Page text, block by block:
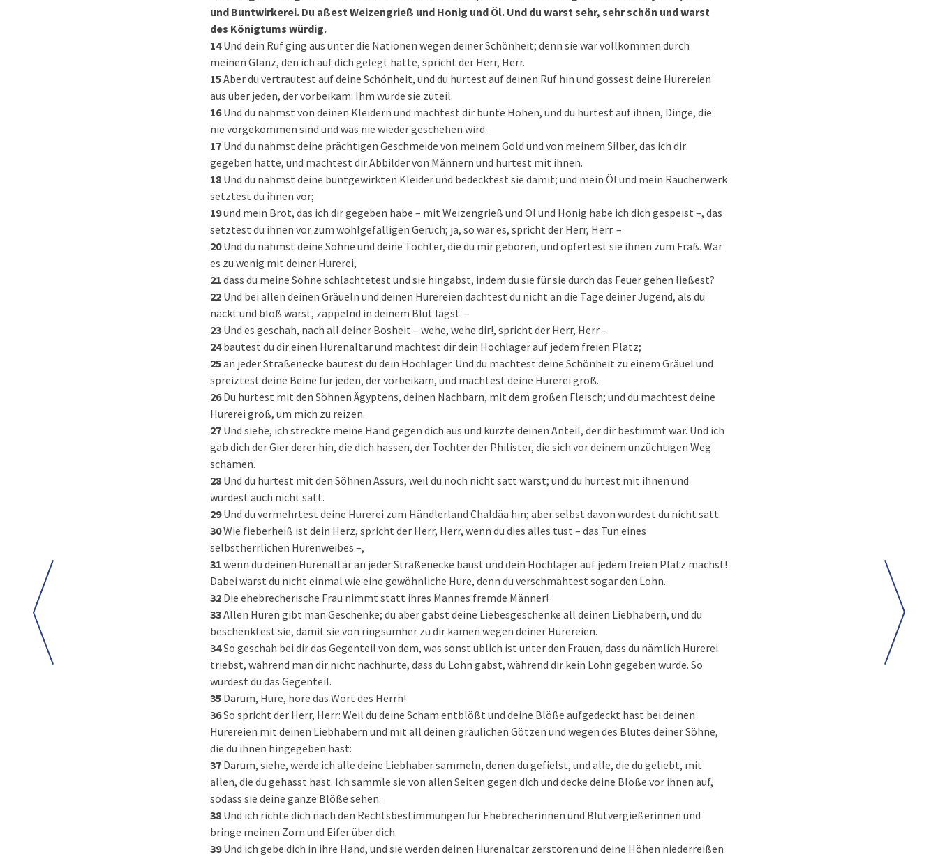
und Buntwirkerei. Du aßest Weizengrieß und Honig und Öl. Und du warst sehr, sehr schön und warst
des Königtums würdig.
14Und dein Ruf ging aus unter die Nationen wegen deiner Schönheit; denn sie war vollkommen durch
meinen Glanz, den ich auf dich gelegt hatte, spricht der Herr, Herr.
15Aber du vertrautest auf deine Schönheit, und du hurtest auf deinen Ruf hin und gossest deine Hurereien
aus über jeden, der vorbeikam: Ihm wurde sie zuteil.
16Und du nahmst von deinen Kleidern und machtest dir bunte Höhen, und du hurtest auf ihnen, Dinge, die
nie vorgekommen sind und was nie wieder geschehen wird.
17 Und du nahmst deine prächtigen Geschmeide von meinem Gold und von meinem Silber, das ich dir
gegeben hatte, und machtest dir Abbilder von Männern und hurtest mit ihnen.
18 Und du nahmst deine buntgewirkten Kleider und bedecktest sie damit; und mein Öl und mein Räucherwerk
setztest du ihnen vor;
19und mein Brot, das ich dir gegeben habe – mit Weizengrieß und Öl und Honig habe ich dich gespeist –, das
setztest du ihnen vor zum wohlgefälligen Geruch; ja, so war es, spricht der Herr, Herr. –
20Und du nahmst deine Söhne und deine Töchter, die du mir geboren, und opfertest sie ihnen zum Fraß. War
es zu wenig mit deiner Hurerei,
21 dass du meine Söhne schlachtetest und sie hingabst, indem du sie für sie durch das Feuer gehen ließest?
22 Und bei allen deinen Gräueln und deinen Hurereien dachtest du nicht an die Tage deiner Jugend, als du
nackt und bloß warst, zappelnd in deinem Blut lagst. –
23 Und es geschah, nach all deiner Bosheit – wehe, wehe dir!, spricht der Herr, Herr –
24bautest du dir einen Hurenaltar und machtest dir dein Hochlager auf jedem freien Platz;
25an jeder Straßenecke bautest du dein Hochlager. Und du machtest deine Schönheit zu einem Gräuel und
spreiztest deine Beine für jeden, der vorbeikam, und machtest deine Hurerei groß.
26Du hurtest mit den Söhnen Ägyptens, deinen Nachbarn, mit dem großen Fleisch; und du machtest deine
Hurerei groß, um mich zu reizen.
27 Und siehe, ich streckte meine Hand gegen dich aus und kürzte deinen Anteil, der dir bestimmt war. Und ich
gab dich der Gier derer hin, die dich hassen, der Töchter der Philister, die sich vor deinem unzüchtigen Weg
schämen.
28 Und du hurtest mit den Söhnen Assurs, weil du noch nicht satt warst; und du hurtest mit ihnen und
wurdest auch nicht satt.
29Und du vermehrtest deine Hurerei zum Händlerland Chaldäa hin; aber selbst davon wurdest du nicht satt.
30Wie fieberheiß ist dein Herz, spricht der Herr, Herr, wenn du dies alles tust – das Tun eines
selbstherrlichen Hurenweibes –,
31 wenn du deinen Hurenaltar an jeder Straßenecke baust und dein Hochlager auf jedem freien Platz machst!
Dabei warst du nicht einmal wie eine gewöhnliche Hure, denn du verschmähtest sogar den Lohn.
32 Die ehebrecherische Frau nimmt statt ihres Mannes fremde Männer!
33Allen Huren gibt man Geschenke; du aber gabst deine Liebesgeschenke all deinen Liebhabern, und du
beschenktest sie, damit sie von ringsumher zu dir kamen wegen deiner Hurereien.
34So geschah bei dir das Gegenteil von dem, was sonst üblich ist unter den Frauen, dass du nämlich Hurerei
triebst, während man dir nicht nachhurte, dass du Lohn gabst, während dir kein Lohn gegeben wurde. So
wurdest du das Gegenteil.
35 Darum, Hure, höre das Wort des Herrn!
36So spricht der Herr, Herr: Weil du deine Scham entblößt und deine Blöße aufgedeckt hast bei deinen
Hurereien mit deinen Liebhabern und mit all deinen gräulichen Götzen und wegen des Blutes deiner Söhne,
die du ihnen hingegeben hast:
37 Darum, siehe, werde ich alle deine Liebhaber sammeln, denen du gefielst, und alle, die du geliebt, mit
allen, die du gehasst hast. Ich sammle sie von allen Seiten gegen dich und decke deine Blöße vor ihnen auf,
sodass sie deine ganze Blöße sehen.
38 Und ich richte dich nach den Rechtsbestimmungen für Ehebrecherinnen und Blutvergießerinnen und
bringe meinen Zorn und Eifer über dich.
39Und ich gebe dich in ihre Hand, und sie werden deinen Hurenaltar zerstören und deine Höhen niederreißen